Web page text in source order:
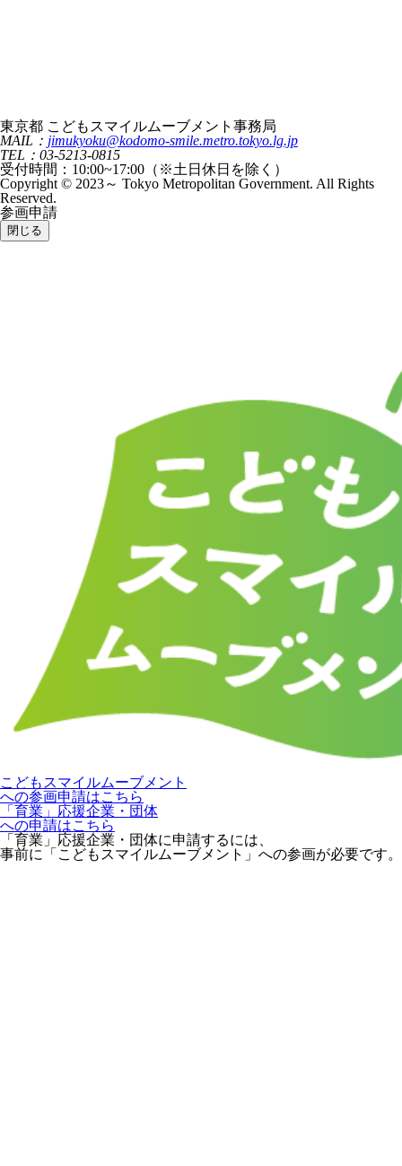
東京都 こどもスマイルムーブメント事務局
MAIL： jimukyoku@kodomo-smile.metro.tokyo.lg.jp
TEL：03-5213-0815
受付時間：10:00~17:00（※土日休日を除く）
Copyright © 2023～ Tokyo Metropolitan Government. All Rights
Reserved.
参画申請
閉じる
こどもスマイルムーブメント
への参画申請はこちら
「育業」応援企業・団体
への申請はこちら
「育業」応援企業・団体に申請するには、
事前に「こどもスマイルムーブメント」への参画が必要です。